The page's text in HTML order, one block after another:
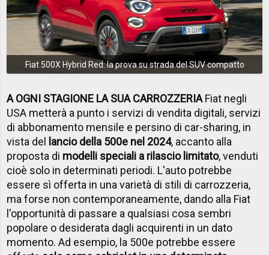
Fiat 500X Hybrid Red: la prova su strada del SUV compatto
A OGNI STAGIONE LA SUA CARROZZERIAFiat negli
USA metterà a punto i servizi di vendita digitali, servizi
di abbonamento mensile e persino di car-sharing, in
vista del
lancio della 500e nel 2024, accanto alla
proposta di modelli speciali a rilascio limitato, venduti
cioè solo in determinati periodi. L'auto potrebbe
essere sì offerta in una varietà di stili di carrozzeria,
ma forse non contemporaneamente, dando alla Fiat
l'opportunità di passare a qualsiasi cosa sembri
popolare o desiderata dagli acquirenti in un dato
momento. Ad esempio, la 500e potrebbe essere